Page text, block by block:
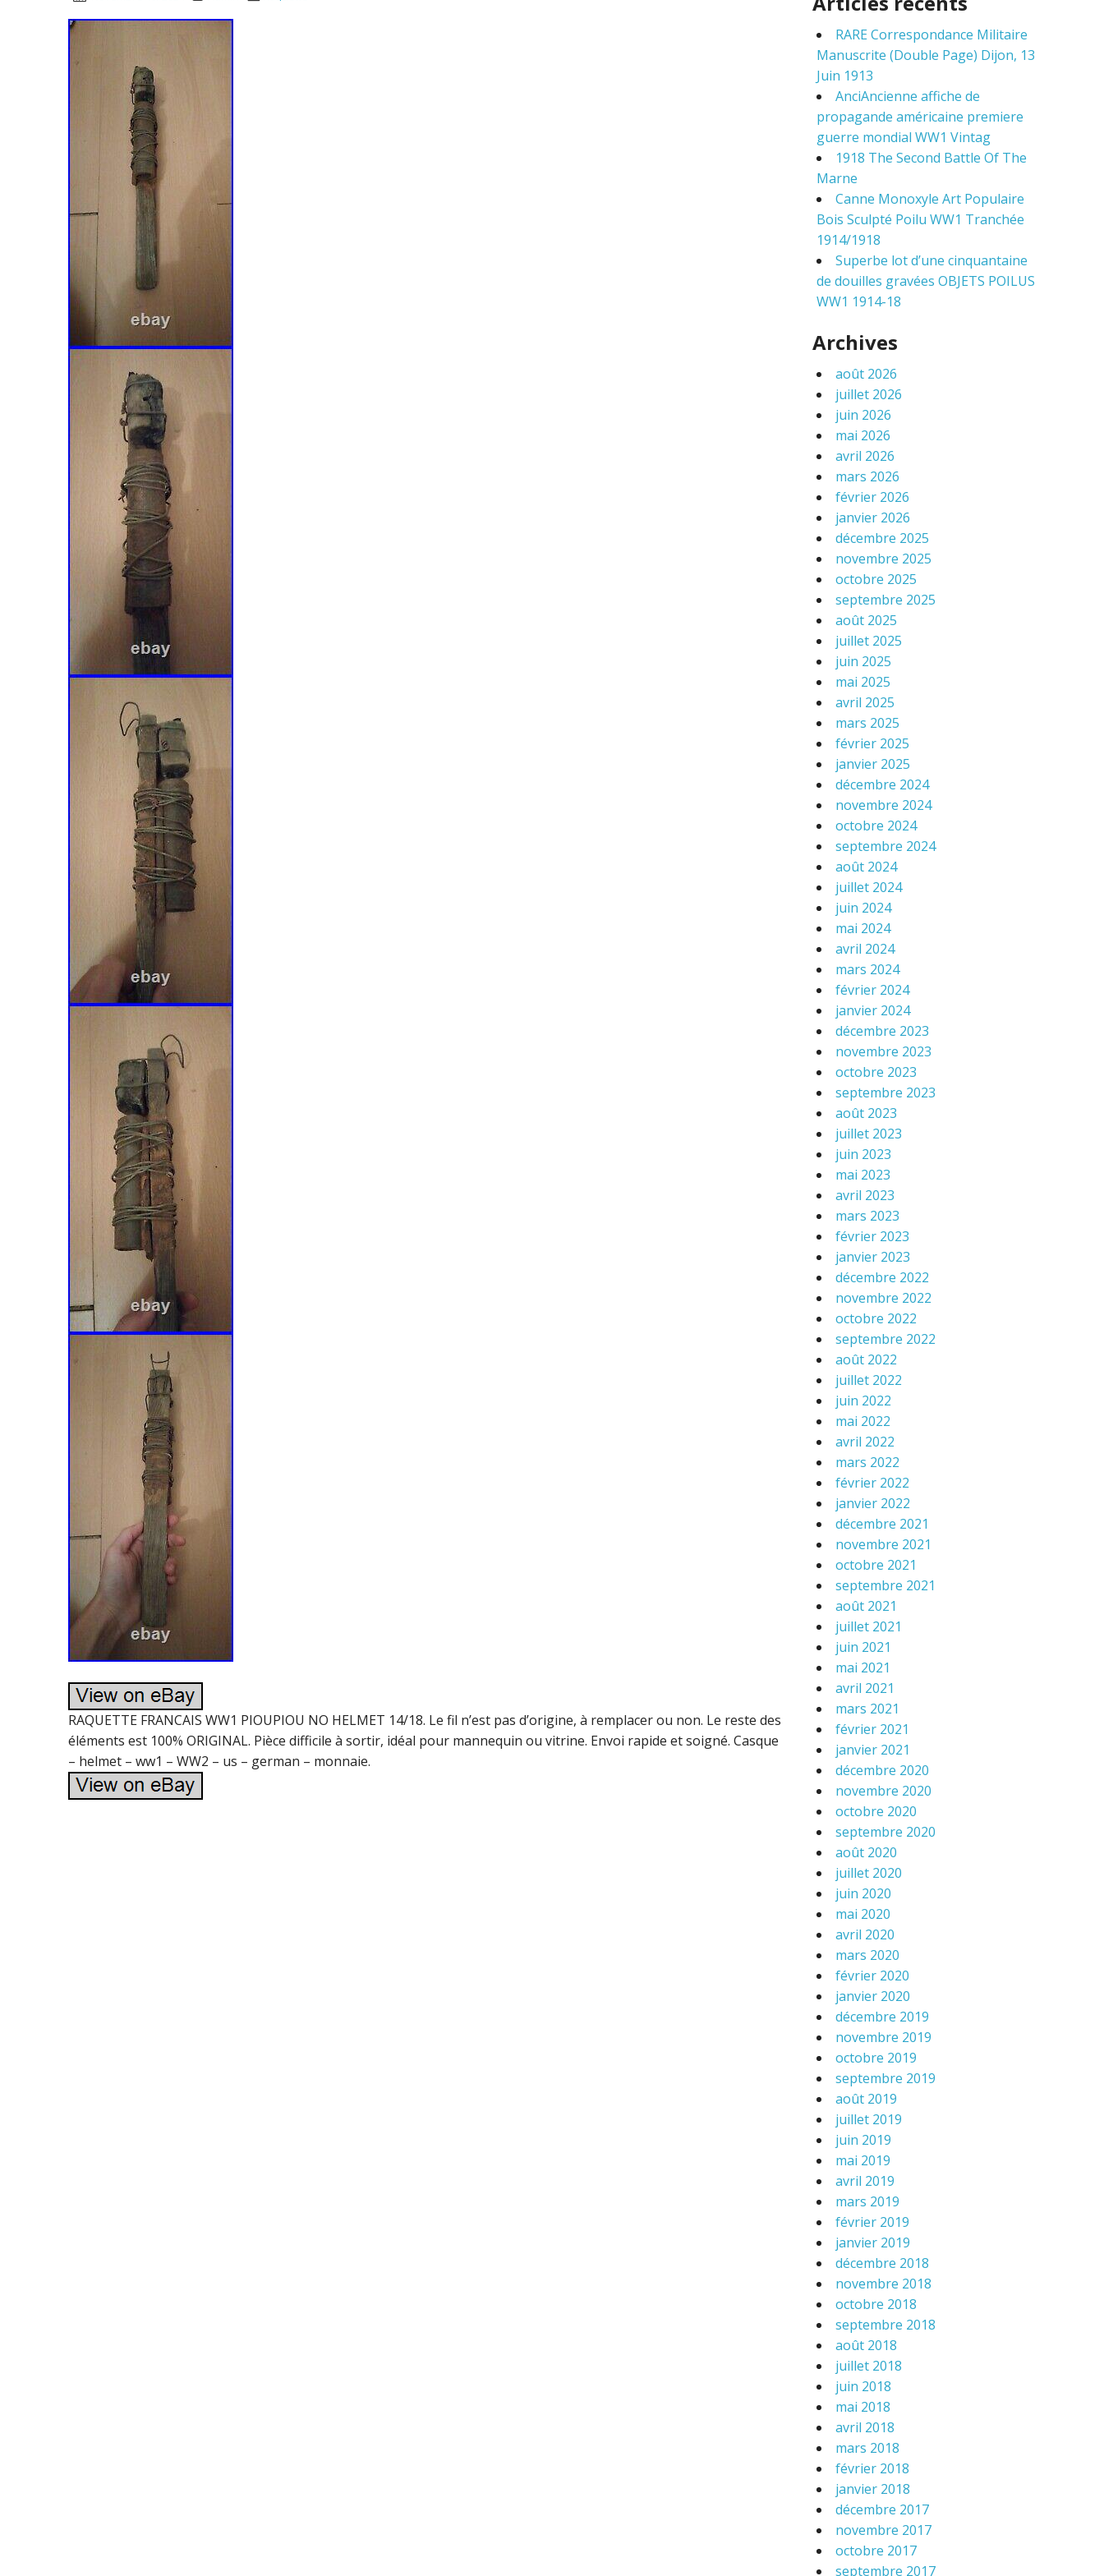
RAQUETTE FRANCAIS WW1 PIOUPIOU NO HELMET 14/18. Le fil n’est pas d’origine, à remplacer ou non. Le reste des
éléments est 100% ORIGINAL. Pièce difficile à sortir, idéal pour mannequin ou vitrine. Envoi rapide et soigné. Casque
– helmet – ww1 – WW2 – us – german – monnaie.
h
o
r
RARE Correspondance Militaire
Manuscrite (Double Page) Dijon, 13
Juin 1913
AnciAncienne affiche de
propagande américaine premiere
guerre mondial WW1 Vintag
1918 The Second Battle Of The
Marne
Canne Monoxyle Art Populaire
Bois Sculpté Poilu WW1 Tranchée
1914/1918
Superbe lot d’une cinquantaine
de douilles gravées OBJETS POILUS
WW1 1914-18
Archives
août 2026
juillet 2026
juin 2026
mai 2026
avril 2026
mars 2026
février 2026
janvier 2026
décembre 2025
novembre 2025
octobre 2025
septembre 2025
août 2025
juillet 2025
juin 2025
mai 2025
avril 2025
mars 2025
février 2025
janvier 2025
décembre 2024
novembre 2024
octobre 2024
septembre 2024
août 2024
juillet 2024
juin 2024
mai 2024
avril 2024
mars 2024
février 2024
janvier 2024
décembre 2023
novembre 2023
octobre 2023
septembre 2023
août 2023
juillet 2023
juin 2023
mai 2023
avril 2023
mars 2023
février 2023
janvier 2023
décembre 2022
novembre 2022
octobre 2022
septembre 2022
août 2022
juillet 2022
juin 2022
mai 2022
avril 2022
mars 2022
février 2022
janvier 2022
décembre 2021
novembre 2021
octobre 2021
septembre 2021
août 2021
juillet 2021
juin 2021
mai 2021
avril 2021
mars 2021
février 2021
janvier 2021
décembre 2020
novembre 2020
octobre 2020
septembre 2020
août 2020
juillet 2020
juin 2020
mai 2020
avril 2020
mars 2020
février 2020
janvier 2020
décembre 2019
novembre 2019
octobre 2019
septembre 2019
août 2019
juillet 2019
juin 2019
mai 2019
avril 2019
mars 2019
février 2019
janvier 2019
décembre 2018
novembre 2018
octobre 2018
septembre 2018
août 2018
juillet 2018
juin 2018
mai 2018
avril 2018
mars 2018
février 2018
janvier 2018
décembre 2017
novembre 2017
octobre 2017
septembre 2017